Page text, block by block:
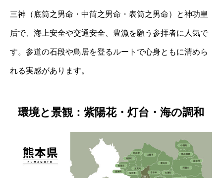
三神（底筒之男命・中筒之男命・表筒之男命）と神功皇
后で、海上安全や交通安全、豊漁を願う参拝者に人気で
す。参道の石段や鳥居を登るルートで心身ともに清めら
れる実感があります。
環境と景観：紫陽花・灯台・海の調和